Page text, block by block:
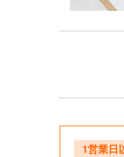
1営業日